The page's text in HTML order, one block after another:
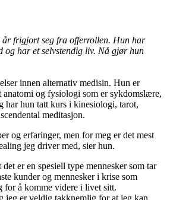
år frigjort seg fra offerrollen. Hun har
og har et selvstendig liv. Nå gjør hun
innen alternativ medisin. Hun er
anatomi og fysiologi som er sykdomslære,
har hun tatt kurs i kinesiologi, tarot,
meditasjon.
og erfaringer, men for meg er det mest
jeg driver med, sier hun.
er en spesiell type mennesker som tar
kunder og mennesker i krise som
for å komme videre i livet sitt.
jeg er veldig takknemlig for at jeg kan